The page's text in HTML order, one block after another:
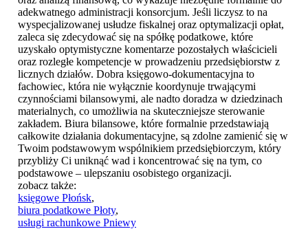
adekwatnego administracji konsorcjum. Jeśli liczysz to na
wyspecjalizowanej usłudze fiskalnej oraz optymalizacji opłat,
zaleca się zdecydować się na spółkę podatkowe, które
uzyskało optymistyczne komentarze pozostałych właścicieli
oraz rozległe kompetencje w prowadzeniu przedsiębiorstw z
licznych działów. Dobra księgowo-dokumentacyjna to
fachowiec, która nie wyłącznie koordynuje trwającymi
czynnościami bilansowymi, ale nadto doradza w dziedzinach
materialnych, co umożliwia na skuteczniejsze sterowanie
zakładem. Biura bilansowe, które formalnie przedstawiają
całkowite działania dokumentacyjne, są zdolne zamienić się w
Twoim podstawowym wspólnikiem przedsiębiorczym, który
przybliży Ci uniknąć wad i koncentrować się na tym, co
podstawowe – ulepszaniu osobistego organizacji.
zobacz także:
księgowe Płońsk,
biura podatkowe Płoty,
usługi rachunkowe Pniewy